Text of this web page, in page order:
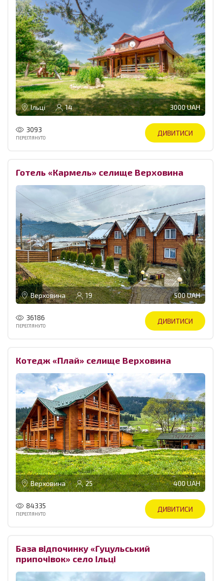
Ільці 14 3000 UAH
3093
ПЕРЕГЛЯНУТО
ДИВИТИСИ
Готель «Кармель» селище Верховина
Верховина 19 500 UAH
36186
ПЕРЕГЛЯНУТО
ДИВИТИСИ
Котедж «Плай» селище Верховина
Верховина 25 400 UAH
84335
ПЕРЕГЛЯНУТО
ДИВИТИСИ
База відпочинку «Гуцульський
припочівок» село Ільці